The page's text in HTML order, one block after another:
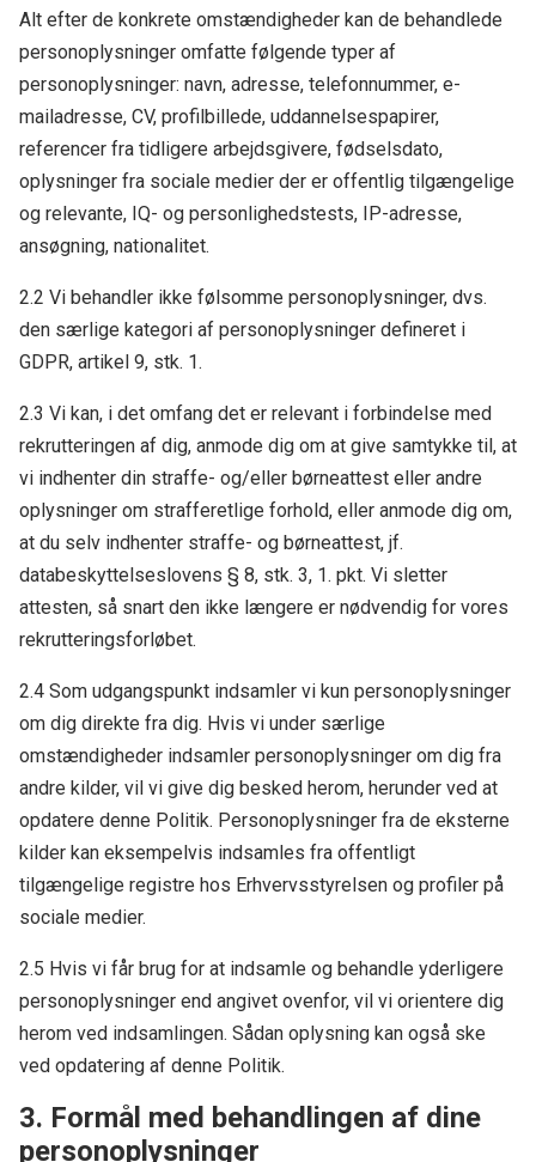
Alt efter de konkrete omstændigheder kan de behandlede
personoplysninger omfatte følgende typer af
personoplysninger: navn, adresse, telefonnummer, e-
mailadresse, CV, profilbillede, uddannelsespapirer,
referencer fra tidligere arbejdsgivere, fødselsdato,
oplysninger fra sociale medier der er offentlig tilgængelige
og relevante, IQ- og personlighedstests, IP-adresse,
ansøgning, nationalitet.
2.2 Vi behandler ikke følsomme personoplysninger, dvs.
den særlige kategori af personoplysninger defineret i
GDPR, artikel 9, stk. 1.
2.3 Vi kan, i det omfang det er relevant i forbindelse med
rekrutteringen af dig, anmode dig om at give samtykke til, at
vi indhenter din straffe- og/eller børneattest eller andre
oplysninger om strafferetlige forhold, eller anmode dig om,
at du selv indhenter straffe- og børneattest, jf.
databeskyttelseslovens § 8, stk. 3, 1. pkt. Vi sletter
attesten, så snart den ikke længere er nødvendig for vores
rekrutteringsforløbet.
2.4 Som udgangspunkt indsamler vi kun personoplysninger
om dig direkte fra dig. Hvis vi under særlige
omstændigheder indsamler personoplysninger om dig fra
andre kilder, vil vi give dig besked herom, herunder ved at
opdatere denne Politik. Personoplysninger fra de eksterne
kilder kan eksempelvis indsamles fra offentligt
tilgængelige registre hos Erhvervsstyrelsen og profiler på
sociale medier.
2.5 Hvis vi får brug for at indsamle og behandle yderligere
personoplysninger end angivet ovenfor, vil vi orientere dig
herom ved indsamlingen. Sådan oplysning kan også ske
ved opdatering af denne Politik.
3. Formål med behandlingen af dine
personoplysninger